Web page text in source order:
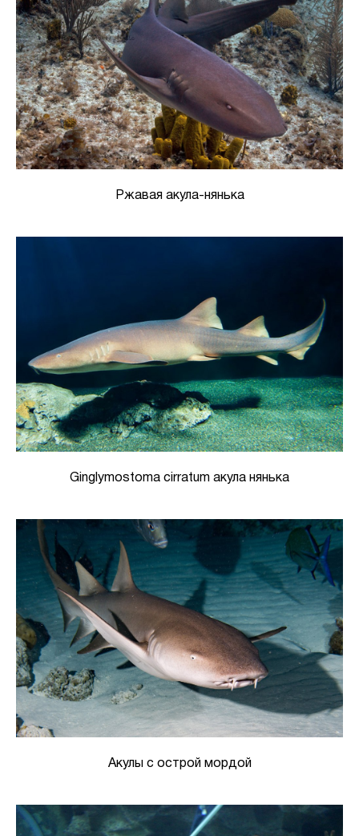
Ржавая акула-нянька
Ginglymostoma cirratum акула нянька
Акулы с острой мордой